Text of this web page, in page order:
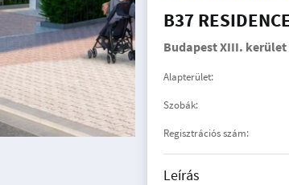
B37
Budapest XIII. kerület
Alapterület:
Szobák:
Regisztrációs szám:
Leírás